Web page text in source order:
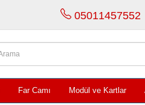
05011457552
Far Camı Modül ve Kartlar